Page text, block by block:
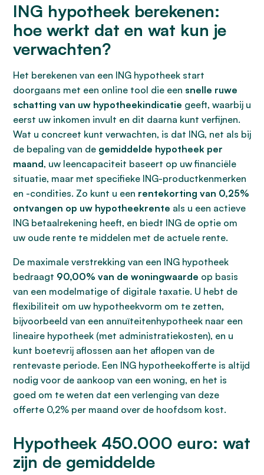
ING hypotheek berekenen:
hoe werkt dat en wat kun je
verwachten?
Het berekenen van een ING hypotheek start
doorgaans met een online tool die een snelle ruwe
schatting van uw hypotheekindicatie geeft, waarbij u
eerst uw inkomen invult en dit daarna kunt verfijnen.
Wat u concreet kunt verwachten, is dat ING, net als bij
de bepaling van de gemiddelde hypotheek per
maand, uw leencapaciteit baseert op uw financiële
situatie, maar met specifieke ING-productkenmerken
en -condities. Zo kunt u een rentekorting van 0,25%
ontvangen op uw hypotheekrente als u een actieve
ING betaalrekening heeft, en biedt ING de optie om
uw oude rente te middelen met de actuele rente.
De maximale verstrekking van een ING hypotheek
bedraagt 90,00% van de woningwaarde op basis
van een modelmatige of digitale taxatie. U hebt de
flexibiliteit om uw hypotheekvorm om te zetten,
bijvoorbeeld van een annuïteitenhypotheek naar een
lineaire hypotheek (met administratiekosten), en u
kunt boetevrij aflossen aan het aflopen van de
rentevaste periode. Een ING hypotheekofferte is altijd
nodig voor de aankoop van een woning, en het is
goed om te weten dat een verlenging van deze
offerte 0,2% per maand over de hoofdsom kost.
Hypotheek 450.000 euro: wat
zijn de gemiddelde